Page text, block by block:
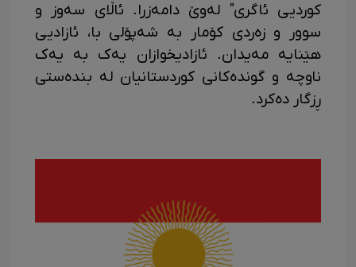
کوردیی ئاگری" لەوێ دامەزرا. ئاڵای سەوز و
سوور و زەردی کۆمار بە شەپۆلی با، ئازادیی
هێنایە مەیدان. ئازادیخوازان یەک بە یەک
ناوچە و گوندەکانی کوردستانیان لە بندەستی
ڕزگار دەکرد.